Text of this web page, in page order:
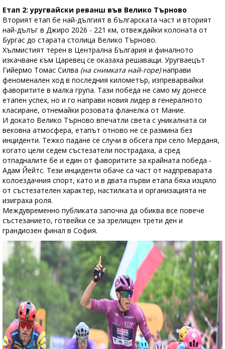
Етап 2: уругвайски реванш във Велико Търново
Вторият етап бе най-дългият в българската част и вторият
най-дълъг в Джиро 2026 - 221 км, отвеждайки колоната от
Бургас до старата столица Велико Търново.
Хълмистият терен в Централна България и финалното
изкачване към Царевец се оказаха решаващи. Уругваецът
Гийермо Томас Силва (на снимката най-горе)направи
феноменален ход в последния километър, изпреварвайки
фаворитите в малка група. Тази победа не само му донесе
етапен успех, но и го направи новия лидер в генералното
класиране, отнемайки розовата фланелка от Мание.
И докато Велико Търново впечатли света с уникалната си
вековна атмосфера, етапът отново не се размина без
инциденти. Тежко падане се случи в обсега при село Мерданя,
когато цели седем състезатели пострадаха, а сред
отпадналите бе и един от фаворитите за крайната победа -
Адам Йейтс. Тези инциденти обаче са част от надпреварата
колоездачния спорт, като и в двата първи етапа бяха изцяло
от състезателен характер, настилката и организацията не
изиграха роля.
Междувременно публиката започна да обиква все повече
състезанието, готвейки се за зрелищен трети ден и
грандиозен финал в София.